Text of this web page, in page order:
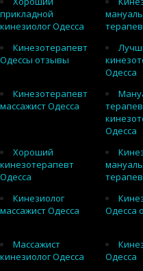
прикладной
кинезиолог Одесса
Кинезотерапевт
Одессы отзывы
Одесса
Кинезотерапевт
массажист Одесса
Одесса
Хороший
кинезотерапевт
Одесса
Кинезиолог
массажист Одесса
Одесса
Массажист
кинезиолог Одесса
Одесса